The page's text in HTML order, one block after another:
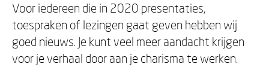
Voor iedereen die in 2020 presentaties,
toespraken of lezingen gaat geven hebben wij
goed nieuws. Je kunt veel meer aandacht krijgen
voor je verhaal door aan je charisma te werken.